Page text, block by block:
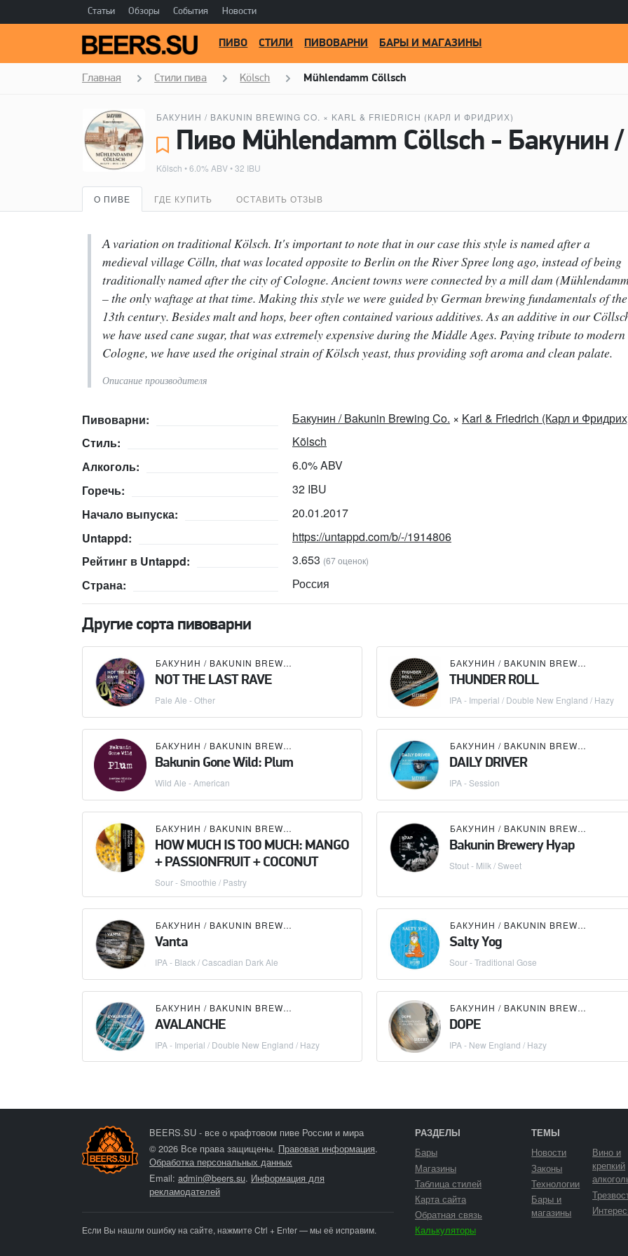
Статьи Обзоры События Новости
ПИВО СТИЛИ ПИВОВАРНИ БАРЫ И МАГАЗИНЫ
Главная Стили пива Kölsch Mühlendamm Cöllsch
БАКУНИН / BAKUNIN BREWING CO. × KARL & FRIEDRICH (КАРЛ И ФРИДРИХ)
Kölsch • 6.0% ABV • 32 IBU
О ПИВЕ ГДЕ КУПИТЬ ОСТАВИТЬ ОТЗЫВ
А variation on traditional Kölsch. It's important to note that in our case this style is named after a
medieval village Cölln, that was located opposite to Berlin on the River Spree long ago, instead of being
traditionally named after the city of Cologne. Ancient towns were connected by a mill dam
– the only waftage at that time. Making this style we were guided by German brewing fundamentals of the
13th century. Besides malt and hops, beer often contained various additives. As an additive in our
we have used cane sugar, that was extremely expensive during the Middle Ages. Paying tribute to modern
Cologne, we have used the original strain of Kölsch yeast, thus providing soft aroma and clean palate.
Описание производителя
Пивоварни: Бакунин / Bakunin Brewing Co. × Karl & Friedrich (Карл и
Стиль:
Kölsch
Алкоголь:
6.0% ABV
Горечь:
32 IBU
Начало выпуска:
20.01.2017
Untappd:
https://untappd.com/b/-/1914806
Рейтинг в Untappd:
3.653 (67 оценок)
Страна: Россия
Другие сорта пивоварни
БАКУНИН / BAKUNIN BREWING CO.
NOT THE LAST RAVE
Pale Ale - Other
БАКУНИН / BAKUNIN BREWING CO.
THUNDER ROLL
IPA - Imperial / Double New England / Hazy
БАКУНИН / BAKUNIN BREWING CO.
Bakunin Gone Wild: Plum
Wild Ale - American
БАКУНИН / BAKUNIN BREWING CO.
DAILY DRIVER
IPA - Session
БАКУНИН / BAKUNIN BREWING CO.
HOW MUCH IS TOO MUCH: MANGO
+ PASSIONFRUIT + COCONUT
Sour - Smoothie / Pastry
БАКУНИН / BAKUNIN BREWING CO.
Bakunin Brewery Hyap
Stout - Milk / Sweet
БАКУНИН / BAKUNIN BREWING CO.
Vanta
IPA - Black / Cascadian Dark Ale
БАКУНИН / BAKUNIN BREWING CO.
Salty Yog
Sour - Traditional Gose
БАКУНИН / BAKUNIN BREWING CO.
AVALANCHE
IPA - Imperial / Double New England / Hazy
БАКУНИН / BAKUNIN BREWING CO.
DOPE
IPA - New England / Hazy
BEERS.SU - все о крафтовом пиве России и мира
© 2026 Все права защищены. Правовая информация.
Обработка персональных данных
Email: admin@beers.su. Информация для
рекламодателей
Если Вы нашли ошибку на сайте, нажмите Ctrl + Enter — мы её исправим.
РАЗДЕЛЫ
Бары
Магазины
Таблица стилей
Карта сайта
Обратная связь
Калькуляторы
ТЕМЫ
Новости
Законы
Технологии
Бары и
магазины
Вино и
крепкий